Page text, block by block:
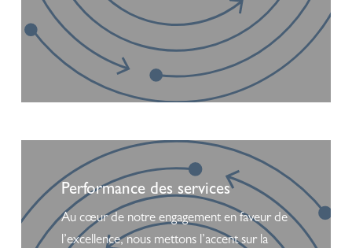
Performance des services
Au cœur de notre engagement en faveur de
l’excellence, nous mettons l’accent sur la